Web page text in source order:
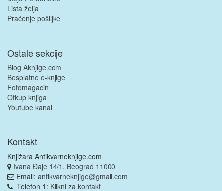
Lista želja
Praćenje pošiljke
Ostale sekcije
Blog Aknjige.com
Besplatne e-knjige
Fotomagacin
Otkup knjiga
Youtube kanal
Kontakt
Knjižara Antikvarneknjige.com
Ivana Đaje 14/1, Beograd 11000
Email: antikvarneknjige@gmail.com
Telefon 1: Klikni za kontakt